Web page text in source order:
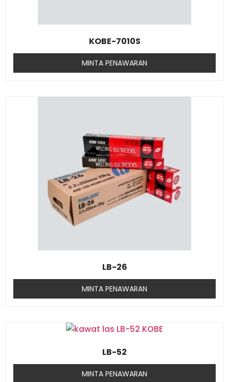
KOBE-7010S
MINTA PENAWARAN
LB-26
MINTA PENAWARAN
LB-52
MINTA PENAWARAN